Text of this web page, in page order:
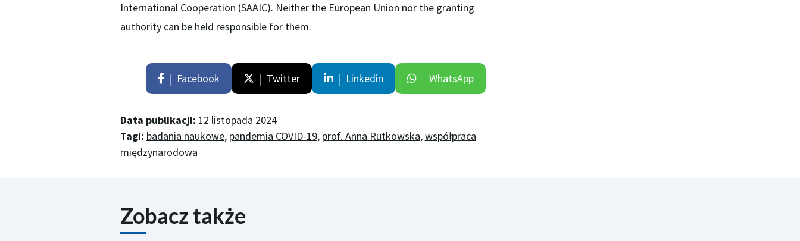
International Cooperation (SAAIC). Neither the European Union nor the granting
authority can be held responsible for them.
Facebook Twitter Linkedin WhatsApp
Data publikacji: 12 listopada 2024
Tagi: badania naukowe, pandemia COVID-19, prof. Anna Rutkowska,współpraca
międzynarodowa
Zobacz także